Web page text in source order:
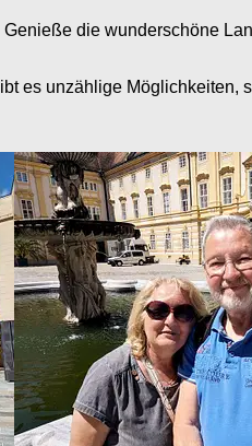
die wunderschöne
es unzählige Möglichkeiten,